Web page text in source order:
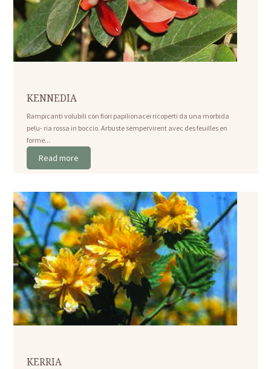
KENNEDIA
Rampicanti volubili con fiori papilionacei ricoperti da una morbida
pelu- ria rossa in boccio. Arbuste sempervirent avec des feuilles en
forme...
Read more
KERRIA